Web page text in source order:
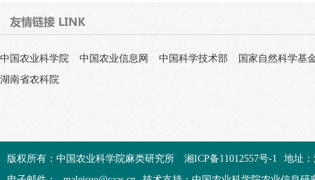
中国农业科学院 中国农业信息网 中国科学技术部
国家自然科学基
湖南省农科院
版权所有：中国农业科学院麻类研究所 湘ICP备11012557号-1
地址